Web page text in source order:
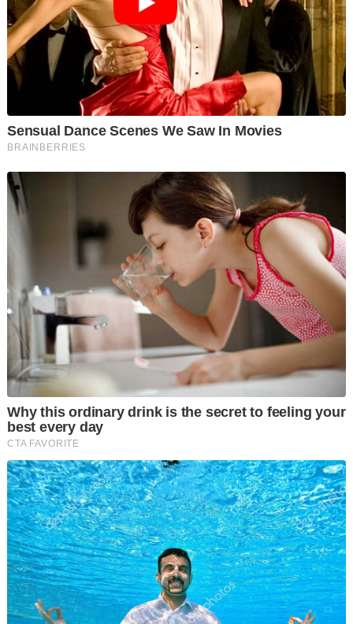
daripada Yang di-Pertuan Agong ke-16 sekaligus
membolehkan beliau menjalani baki hukuman penjara di
kediamannya.
Jika rayuan dibenar, usaha Najib untuk memaksa kerajaan